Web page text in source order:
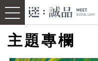
主題專欄